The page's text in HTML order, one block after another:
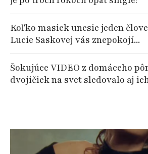
Koľko masiek unesie jeden
Lucie Saskovej vás znepokojí...
Šokujúce VIDEO z domáceho
dvojičiek na svet sledovalo aj